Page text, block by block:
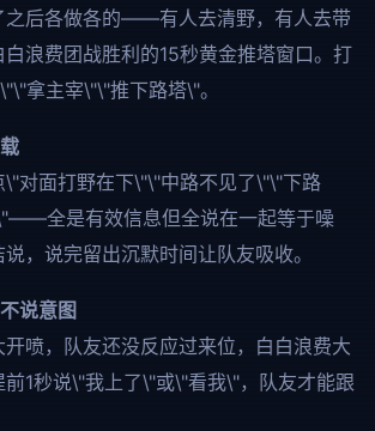
之后各做各的——有人去清野，有人去带
浪费团战胜利的15秒黄金推塔窗口。打
拿主宰\"\"推下路塔\"。
\"对面打野在下\"\"中路不见了\"\"下路
全是有效信息但全说在一起等于噪
，说完留出沉默时间让队友吸收。
说意图
喷，队友还没反应过来位，白白浪费大
1秒说\"我上了\"或\"看我\"，队友才能跟